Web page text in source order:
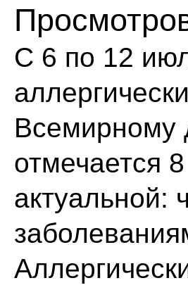
С 6 по 12
Всемирному
отмечается
актуальной: